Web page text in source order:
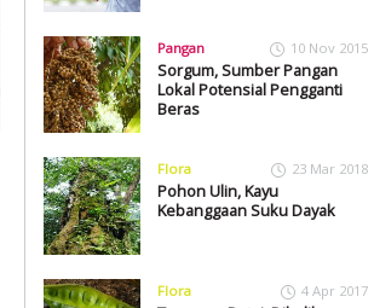
Pangan 10 Nov 2015
Sorgum, Sumber Pangan
Lokal Potensial Pengganti
Beras
Flora 23 Mar 2018
Pohon Ulin, Kayu
Kebanggaan Suku Dayak
Flora 4 Apr 2017